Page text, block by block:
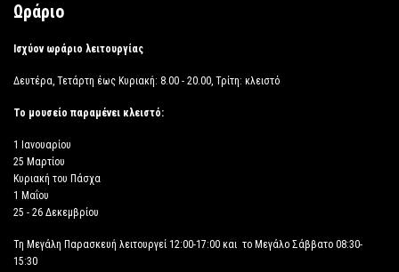
Ωράριο
Ισχύον ωράριο λειτουργίας
Δευτέρα, Τετάρτη έως Κυριακή: 8.00 - 20.00, Τρίτη: κλειστό
Το μουσείο παραμένει κλειστό:
1 Ιανουαρίου
25 Μαρτίου
Κυριακή του Πάσχα
1 Μαΐου
25 - 26 Δεκεμβρίου
Τη Μεγάλη Παρασκευή λειτουργεί 12:00-17:00 και το Μεγάλο Σάββατο 08:30-
15:30